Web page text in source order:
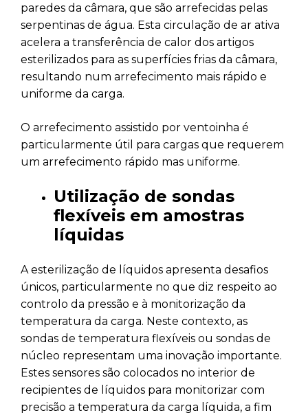
paredes da câmara, que são arrefecidas pelas
serpentinas de água. Esta circulação de ar ativa
acelera a transferência de calor dos artigos
esterilizados para as superfícies frias da câmara,
resultando num arrefecimento mais rápido e
uniforme da carga.
O arrefecimento assistido por ventoinha é
particularmente útil para cargas que requerem
um arrefecimento rápido mas uniforme.
Utilização de sondas
flexíveis em amostras
líquidas
A esterilização de líquidos apresenta desafios
únicos, particularmente no que diz respeito ao
controlo da pressão e à monitorização da
temperatura da carga. Neste contexto, as
sondas de temperatura flexíveis ou sondas de
núcleo representam uma inovação importante.
Estes sensores são colocados no interior de
recipientes de líquidos para monitorizar com
precisão a temperatura da carga líquida, a fim